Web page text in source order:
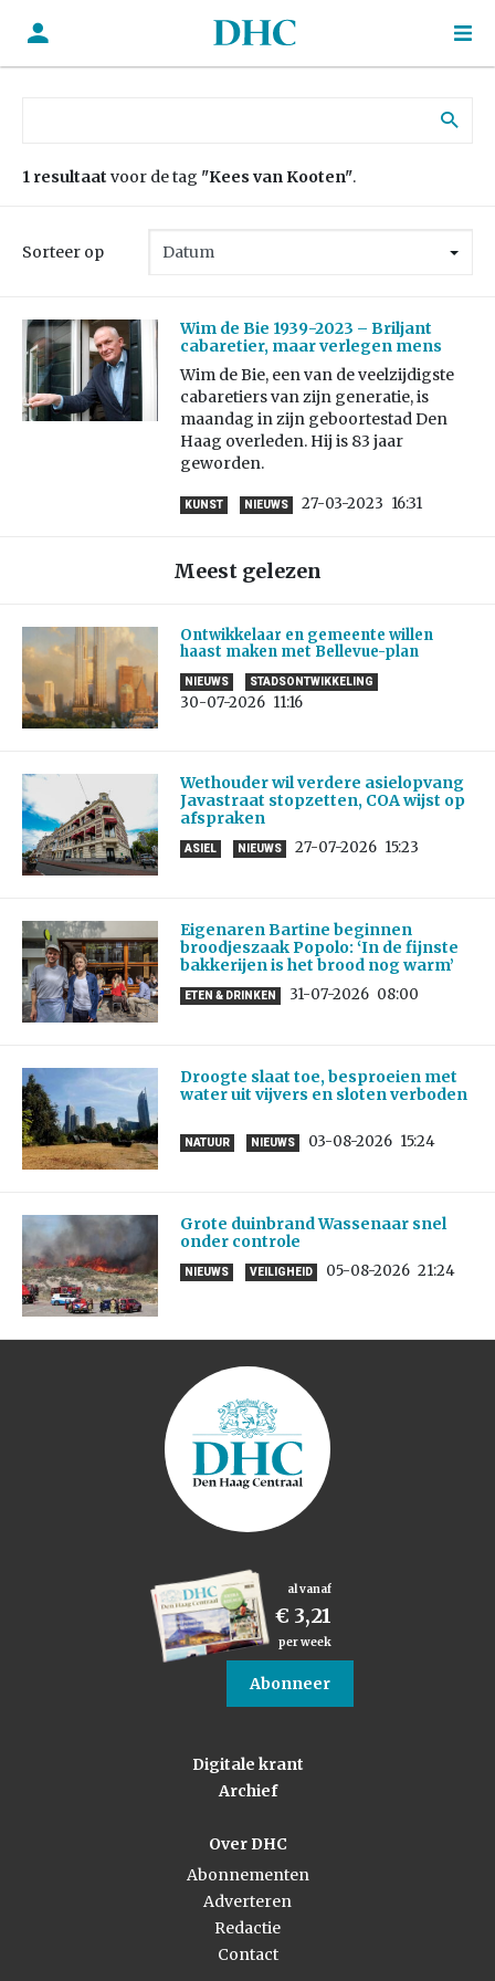
1 resultaat voor de tag "Kees van Kooten".
Sorteer op
Wim de Bie 1939-2023 – Briljant
cabaretier, maar verlegen mens
Wim de Bie, een van de veelzijdigste
cabaretiers van zijn generatie, is
maandag in zijn geboortestad Den
Haag overleden. Hij is 83 jaar
geworden.
KUNST NIEUWS 27-03-2023 16:31
Meest gelezen
Ontwikkelaar en gemeente willen
haast maken met Bellevue-plan
NIEUWS STADSONTWIKKELING
30-07-2026 11:16
Wethouder wil verdere asielopvang
Javastraat stopzetten, COA wijst op
afspraken
ASIEL NIEUWS 27-07-2026 15:23
Eigenaren Bartine beginnen
broodjeszaak Popolo: ‘In de fijnste
bakkerijen is het brood nog warm’
ETEN & DRINKEN 31-07-2026 08:00
Droogte slaat toe, besproeien met
water uit vijvers en sloten verboden
NATUUR NIEUWS 03-08-2026 15:24
Grote duinbrand Wassenaar snel
onder controle
NIEUWS VEILIGHEID 05-08-2026 21:24
al vanaf
€ 3,21
per week
Abonneer
Digitale krant
Archief
Over DHC
Abonnementen
Adverteren
Redactie
Contact